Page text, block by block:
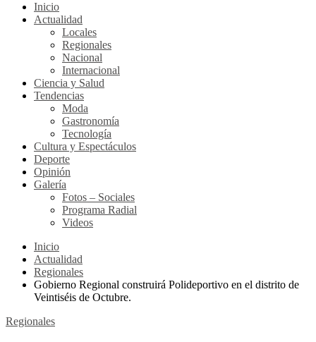
Inicio
Actualidad
Locales
Regionales
Nacional
Internacional
Ciencia y Salud
Tendencias
Moda
Gastronomía
Tecnología
Cultura y Espectáculos
Deporte
Opinión
Galería
Fotos – Sociales
Programa Radial
Videos
Inicio
Actualidad
Regionales
Gobierno Regional construirá Polideportivo en el distrito de
Veintiséis de Octubre.
Regionales